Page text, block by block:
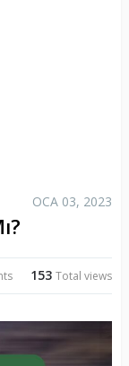
OCA 03, 2023
153Total views